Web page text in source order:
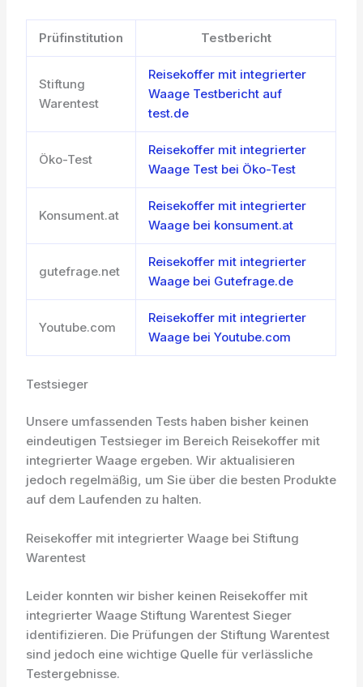
Prüfinstitution Testbericht
Stiftung
Warentest
Reisekoffer mit integrierter
Waage Testbericht auf
test.de
Öko-Test
Reisekoffer mit integrierter
Waage Test bei Öko-Test
Konsument.at
Reisekoffer mit integrierter
Waage bei konsument.at
gutefrage.net
Reisekoffer mit integrierter
Waage bei Gutefrage.de
Youtube.com
Reisekoffer mit integrierter
Waage bei Youtube.com
Testsieger
Unsere umfassenden Tests haben bisher keinen
eindeutigen Testsieger im Bereich Reisekoffer mit
integrierter Waage ergeben. Wir aktualisieren
jedoch regelmäßig, um Sie über die besten Produkte
auf dem Laufenden zu halten.
Reisekoffer mit integrierter Waage bei Stiftung
Warentest
Leider konnten wir bisher keinen Reisekoffer mit
integrierter Waage Stiftung Warentest Sieger
identifizieren. Die Prüfungen der Stiftung Warentest
sind jedoch eine wichtige Quelle für verlässliche
Testergebnisse.